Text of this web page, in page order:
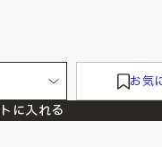
お気
に入れる